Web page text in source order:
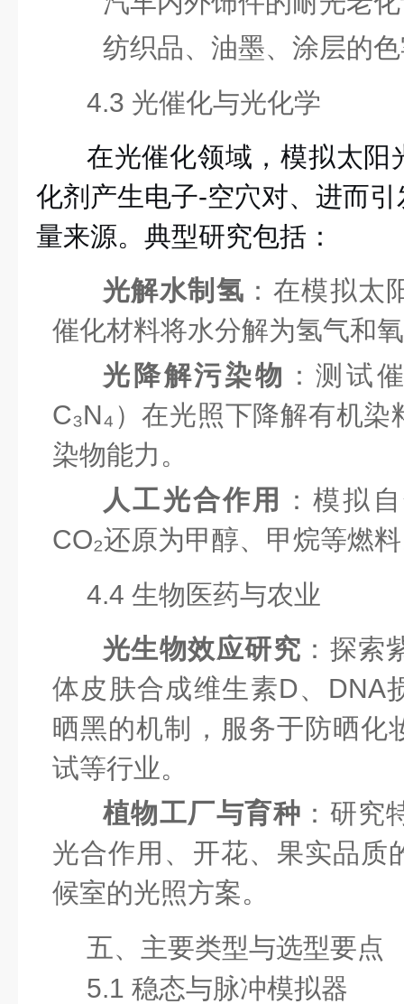
纺织品、油墨、涂层的
4.3 光催化与光化学
在光催化领域，模拟太阳
化剂产生电子-空穴对、进而
量来源。典型研究包括：
光解水制氢 ：在模拟太
催化材料将水分解为氢气和
光降解污染物 ：测试
C₃N₄）在光照下降解有机
染物能力。
人工光合作用
：模拟
CO₂还原为甲醇、甲烷等燃
4.4 生物医药与农业
光生物效应研究 ：探索
体皮肤合成维生素D、DNA
晒黑的机制，服务于防晒化
试等行业。
植物工厂与育种 ：研究
光合作用、开花、果实品质
候室的光照方案。
五、主要类型与选型要点
5.1 稳态与脉冲模拟器